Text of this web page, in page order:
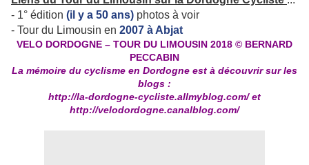
- 1° édition (il y a 50 ans) photos à voir
- Tour du Limousin en 2007 à Abjat
VELO DORDOGNE – TOUR DU LIMOUSIN 2018 © BERNARD
PECCABIN
La mémoire du cyclisme en Dordogne est à découvrir sur les
blogs :
http://la-dordogne-cycliste.allmyblog.com/et
http://velodordogne.canalblog.com/